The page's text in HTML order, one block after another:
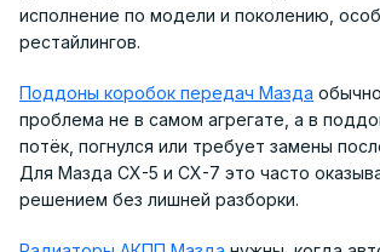
исполнение по модели и поколению,
рестайлингов.
Поддоны коробок передач Мазда
проблема не в самом агрегате, а в
потёк, погнулся или требует замены
Для Мазда CX-5 и CX-7 это часто
решением без лишней разборки.